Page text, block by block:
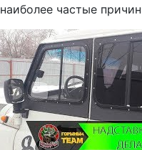
наиболее частые